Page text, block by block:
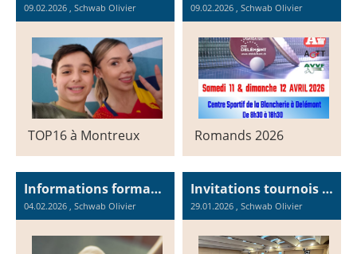
09.02.2026 , Schwab Olivier
TOP16 à Montreux
09.02.2026 , Schwab Olivier
Romands 2026
Informations formations antidopage / Informationen Anti-Doping Schulungen
04.02.2026 , Schwab Olivier
Invitations tournois de tennis de table / Einladungen zu Tischtennisturnieren
29.01.2026 , Schwab Olivier